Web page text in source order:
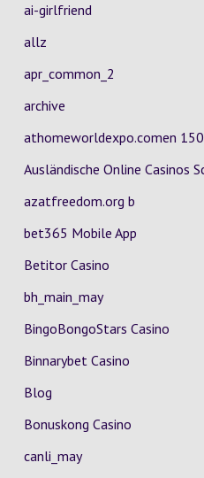
ai-girlfriend
allz
apr_common_2
archive
athomeworldexpo.comen
Ausländische Online Casinos
azatfreedom.org b
bet365 Mobile App
Betitor Casino
bh_main_may
BingoBongoStars Casino
Binnarybet Casino
Blog
Bonuskong Casino
canli_may